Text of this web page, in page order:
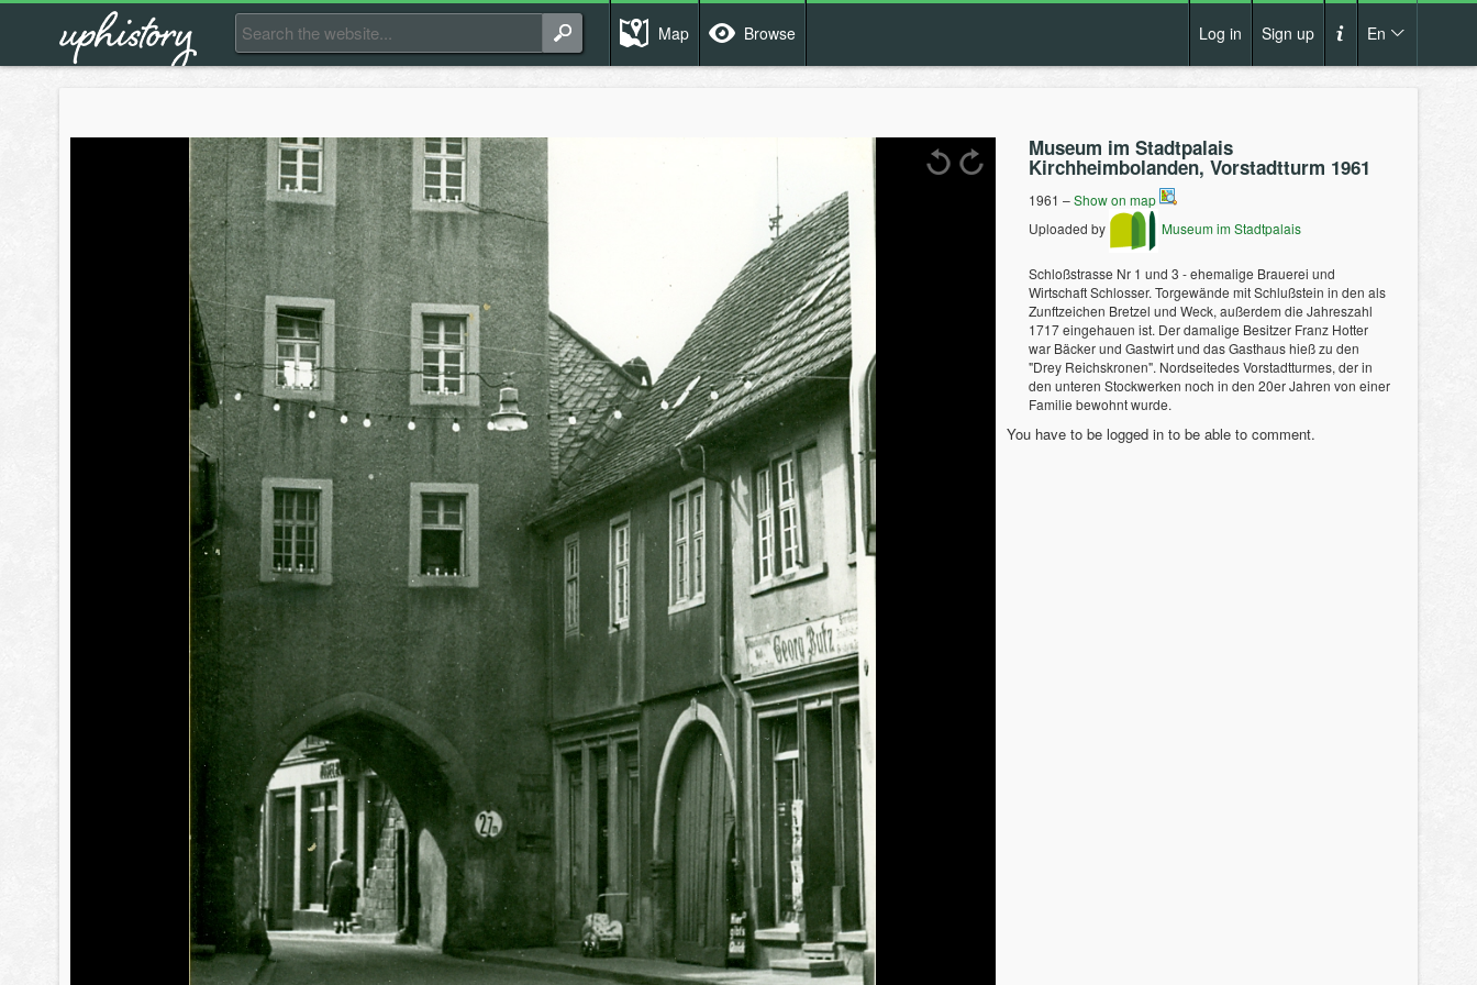
Map Browse Log in Sign up En
Terms and conditions
Contact us
Museum im Stadtpalais
Kirchheimbolanden, Vorstadtturm 1961
1961 –Show on map
Uploaded by
Museum im Stadtpalais
Schloßstrasse Nr 1 und 3 - ehemalige Brauerei und
Wirtschaft Schlosser. Torgewände mit Schlußstein in den als
Zunftzeichen Bretzel und Weck, außerdem die Jahreszahl
1717 eingehauen ist. Der damalige Besitzer Franz Hotter
war Bäcker und Gastwirt und das Gasthaus hieß zu den
"Drey Reichskronen". Nordseitedes Vorstadtturmes, der in
den unteren Stockwerken noch in den 20er Jahren von einer
Familie bewohnt wurde.
You have to be logged in to be able to comment.